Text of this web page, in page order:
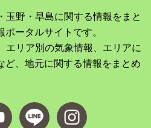
玉野・早島に関する情報をまと
ータルサイトです。
エリア別の気象情報、エリアに
ど、地元に関する情報をまとめ